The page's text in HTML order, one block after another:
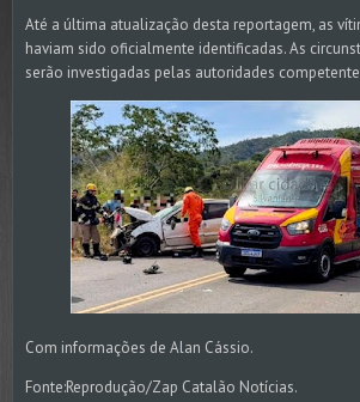
Até a última atualização desta reportagem, as
haviam sido oficialmente identificadas. As
serão investigadas pelas autoridades
Com informações de Alan Cássio.
Fonte:Reprodução/Zap Catalão Notícias.